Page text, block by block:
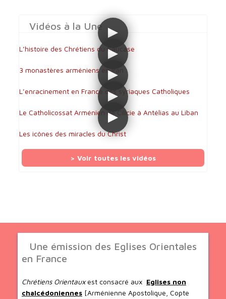
Vidéos à la Une
L’histoire des Chrétiens du Caucase
3 monastères arméniens en Iran
L’enracinement en France des syriaques Catholiques
Le Catholicossat Arménien de Cilicie à Antélias au Liban
Les icônes des miracles du Christ
> Voir toutes les vidéos
Une émission des Eglises Orientales
en France
Chrétiens Orientauxest consacré aux Eglises non
chalcédoniennes [Arménienne Apostolique, Copte